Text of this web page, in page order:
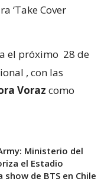
‘Take Cover
el próximo 28 de
, con las
Voraz como
Ministerio del
el Estadio
show de BTS en Chile